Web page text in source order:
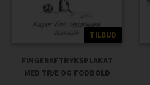
TILBUD
FINGERAFTRYKSPLAKAT
MED TRÆ OG FODBOLD